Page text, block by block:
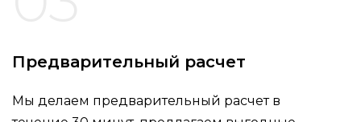
Предварительный расчет
Мы делаем предварительный расчет в